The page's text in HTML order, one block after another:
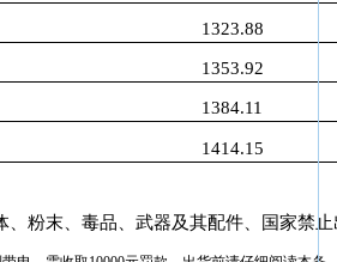
1323.88
1353.92
1384.11
1414.15
、粉末、毒品、武器及其配件、国家禁